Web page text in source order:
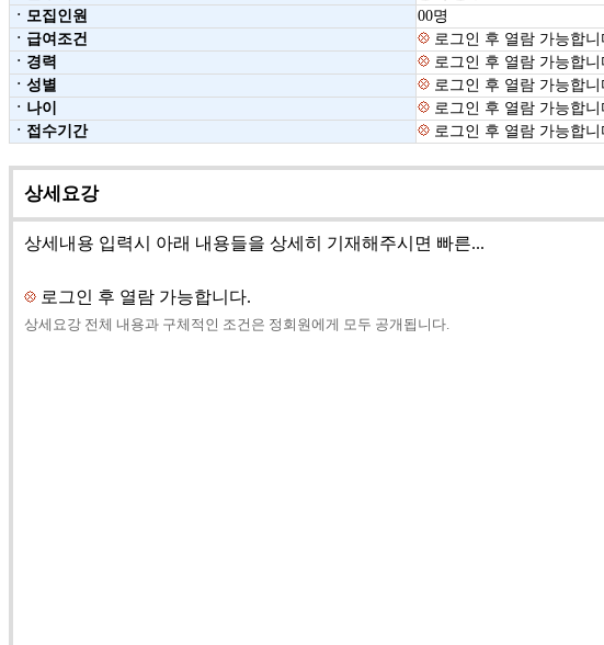
ㆍ모집인원
00명
ㆍ급여조건
로그인 후 열람 가능합니
ㆍ경력
로그인 후 열람 가능합니
ㆍ성별
로그인 후 열람 가능합니
ㆍ나이
로그인 후 열람 가능합니
ㆍ접수기간
로그인 후 열람 가능합니
상세요강
상세내용 입력시 아래 내용들을 상세히 기재해주시면 빠른...
로그인 후 열람 가능합니다.
상세요강 전체 내용과 구체적인 조건은 정회원에게 모두 공개됩니다.